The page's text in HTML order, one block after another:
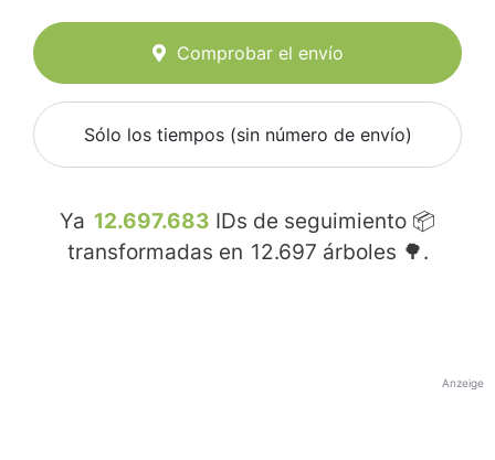
Comprobar el envío
Sólo los tiempos (sin número de envío)
Ya 12.697.683 IDs de seguimiento 📦
transformadas en 12.697 árboles 🌳.
Anzeige